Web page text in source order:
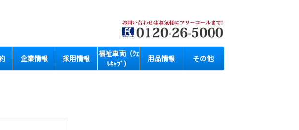
企業情報 採用情報
福祉車両（ｳｪ
ﾙｷｬﾌﾞ）
用品情報 その他